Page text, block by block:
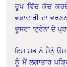
ਰੂਪ ਵਿੱਚ ਕੋਚ
ਵਫ਼ਾਦਾਰੀ ਦਾ
ਦੂਸਰਾ ‘ਟ੍ਰੇਨ’ ਦੇ
ਇਸ ਸਭ ਨੇ ਮੈਨੂੰ ਉਸ
ਨੂੰ ਮੈਂ ਲਗਾਤਾਰ